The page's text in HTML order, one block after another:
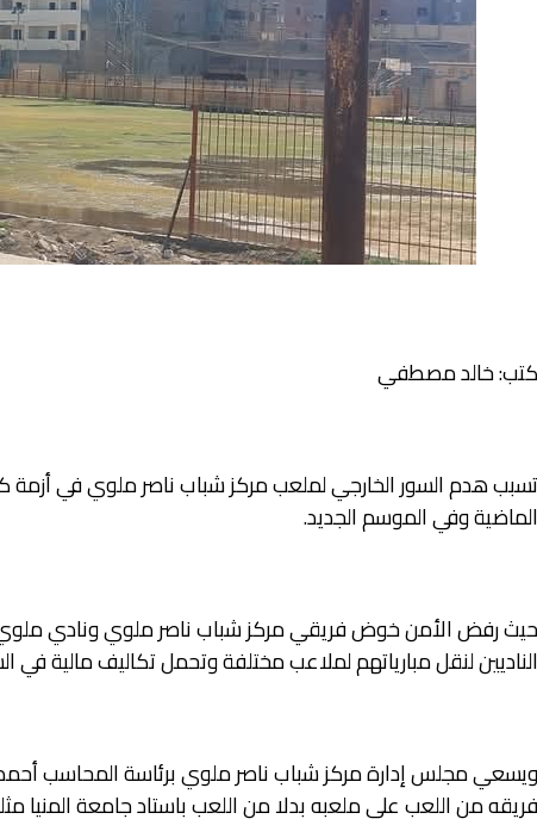
كتب: خالد مصطفي
تسبب هدم السور الخارجي لملعب مركز شباب ناصر ملوي في أزمة
الماضية وفي الموسم الجديد.
حيث رفض الأمن خوض فريقي مركز شباب ناصر ملوي ونادي
الناديين لنقل مبارياتهم لملاعب مختلفة وتحمل تكاليف مالية في
ويسعي مجلس إدارة مركز شباب ناصر ملوي برئاسة المحاسب
فريقه من اللعب علي ملعبه بدلا من اللعب باستاد جامعة